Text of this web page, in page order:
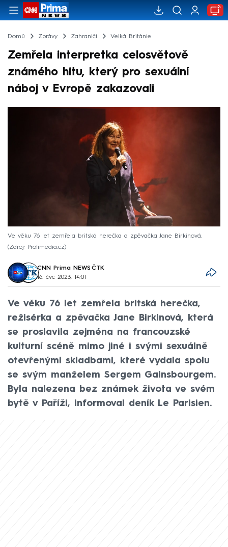
Domů Zprávy Zahraničí Velká Británie
Zemřela interpretka celosvětově
známého hitu, který pro sexuální
náboj v Evropě zakazovali
Ve věku 76 let zemřela britská herečka a zpěvačka Jane Birkinová.
Zdroj: Profimedia.cz
CNN Prima NEWS, ČTK
16. čvc 2023, 14:01
Ve věku 76 let zemřela britská herečka,
režisérka a zpěvačka Jane Birkinová, která
se proslavila zejména na francouzské
kulturní scéně mimo jiné i svými sexuálně
otevřenými skladbami, které vydala spolu
se svým manželem Sergem Gainsbourgem.
Byla nalezena bez známek života ve svém
bytě v Paříži, informoval deník Le Parisien.